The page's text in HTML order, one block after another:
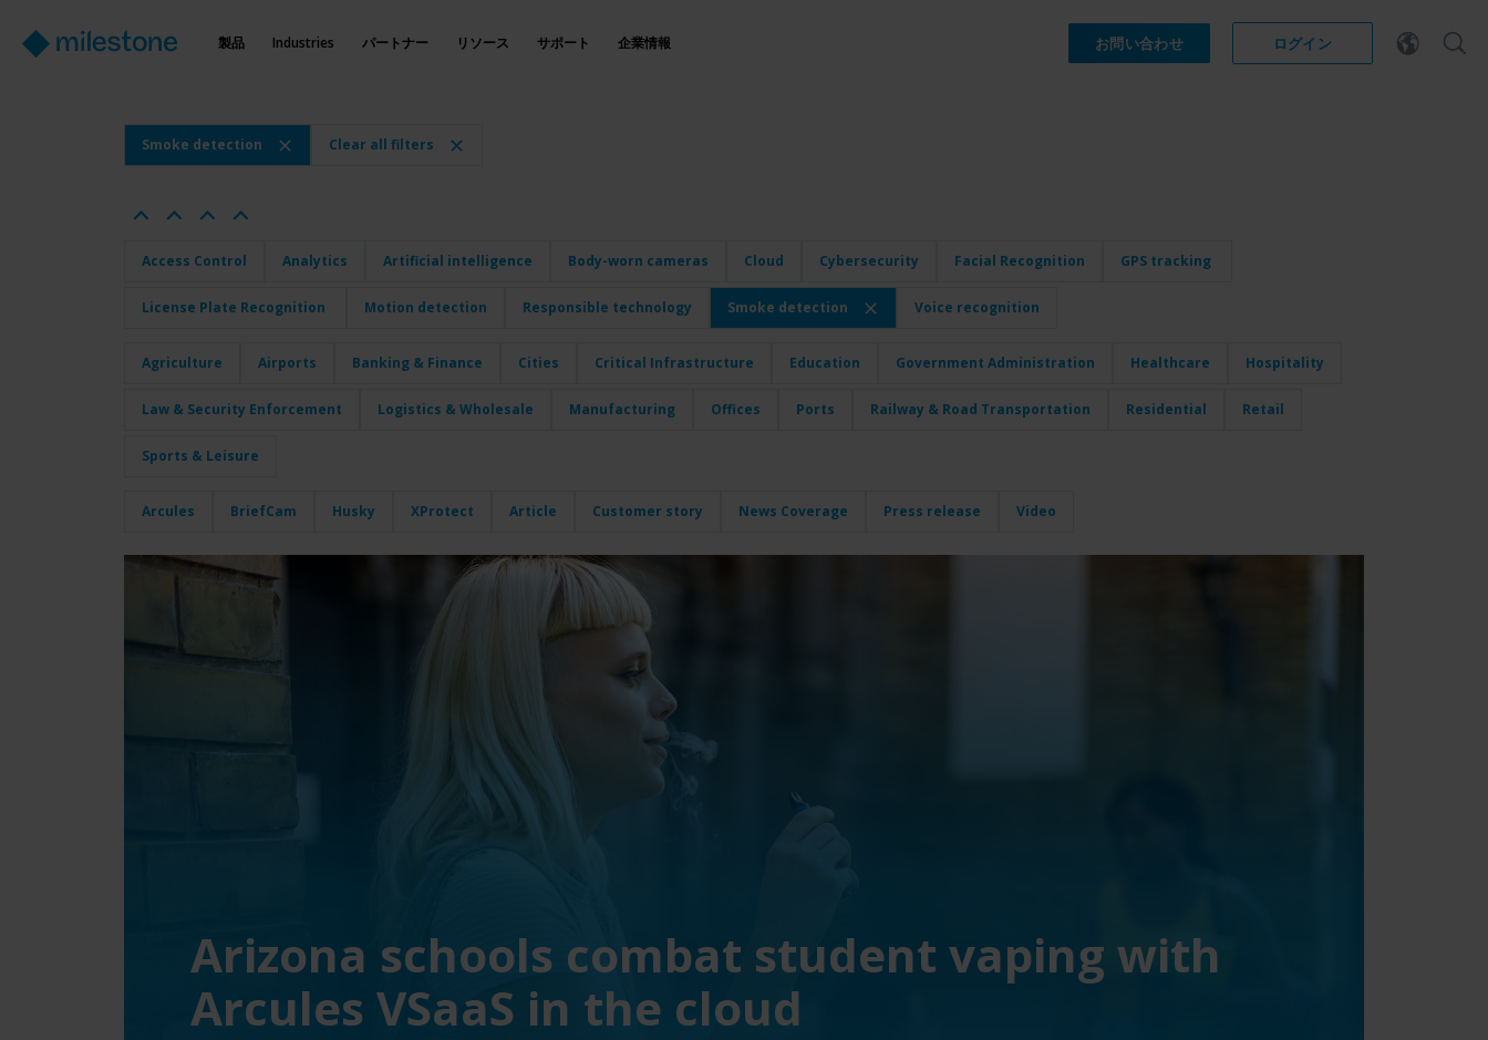
製品 Industries パートナー リソース サポート 企業情報 お問い合わせ ログイン
Smoke detection Clear all filters
Access Control Analytics Artificial intelligence Body-worn cameras Cloud Cybersecurity Facial Recognition GPS tracking
License Plate Recognition Motion detection Responsible technology Smoke detection Voice recognition
Agriculture Airports Banking & Finance Cities Critical Infrastructure Education Government Administration Healthcare Hospitality
Law & Security Enforcement Logistics & Wholesale Manufacturing Offices Ports Railway & Road Transportation Residential Retail
Sports & Leisure
Arcules BriefCam Husky XProtect Article Customer story News Coverage Press release Video
Arizona schools combat student vaping with
Arcules VSaaS in the cloud